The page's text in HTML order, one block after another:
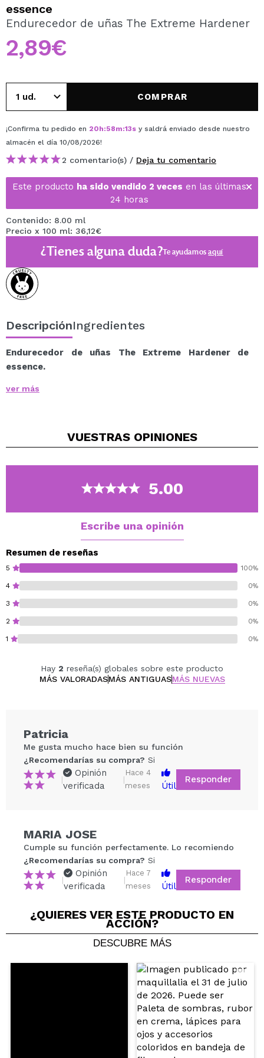
Al crear una cuenta en Maquillalia.com podrás realizar
tus compras rápidamente, revisar el estado de tus
pedidos y consultar tus operaciones anteriores.
CREAR CUENTA
essence
Endurecedor de uñas The Extreme Hardener
2,89€
COMPRAR
¡Confirma tu pedido en 20h:58m:13s y saldrá enviado desde nuestro
almacén el día 10/08/2026!
2 comentario(s) / Deja tu comentario
Este producto ha sido vendido 2 veces en las últimas
24 horas
Contenido: 8.00 ml
Precio x 100 ml: 36,12€
¿Tienes alguna duda?Te ayudamosaquí
DescripciónIngredientes
Endurecedor de uñas The Extreme Hardener de
essence.
quebradizas.
Su fórmula consigue unas uñas notablemente más
semana como tratamiento para las uñas blandas que
son propensas a astillarse.
ver más
VUESTRAS OPINIONES
5.00
Escribe una opinión
Resumen de reseñas
5 100%
4 0%
3 0%
2 0%
1 0%
Hay 2 reseña(s) globales sobre este producto
MÁS VALORADASMÁS ANTIGUASMÁS NUEVAS
Compartir un vídeo o una foto
Tu vídeo podría ser el primero. Imagínatelo...
5/5
ENVIAR
Patricia
Me gusta mucho hace bien su función
¿Recomendarías su compra? Si
|
Opinión
verificada
|
Hace 4
meses
Útil
Responder
MARIA JOSE
Cumple su función perfectamente. Lo recomiendo
¿Recomendarías su compra? Si
|
Opinión
verificada
|
Hace 7
meses
Útil
Responder
¿QUIERES VER ESTE PRODUCTO EN
ACCIÓN?
DESCUBRE MÁS